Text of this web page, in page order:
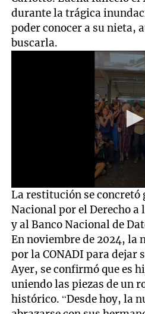
durante la trágica
poder conocer a su nieta,
buscarla.
0
seconds
of
32
seconds
La restitución se concretó
Nacional por el Derecho a
y al Banco Nacional de
En noviembre de 2024, la
por la CONADI para dejar
Ayer, se confirmó que es
uniendo las piezas de un
histórico. “Desde hoy, la